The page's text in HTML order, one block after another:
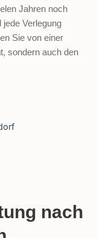
Jahren noch
jede Verlegung
Sie von einer
sondern auch den
nach